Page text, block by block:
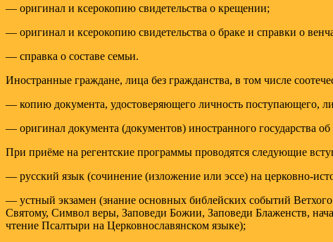
— оригинал и ксерокопию свидетельства о крещении;
— оригинал и ксерокопию свидетельства о браке и справки о
— справка о составе семьи.
Иностранные граждане, лица без гражданства, в том числе
— копию документа, удостоверяющего личность поступающего,
— оригинал документа (документов) иностранного государства
При приёме на регентские программы проводятся следующие
— русский язык (сочинение (изложение или эссе) на церковно-
— устный экзамен (знание основных библейских событий
Святому, Символ веры, Заповеди Божии, Заповеди Блаженств,
чтение Псалтыри на Церковнославянском языке);